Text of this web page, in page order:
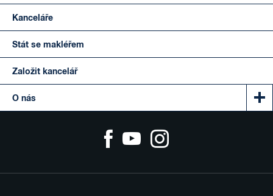
Kanceláře
Stát se makléřem
Založit kancelář
O nás